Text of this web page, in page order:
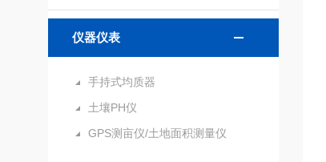
仪器仪表
手持式均质器
土壤PH仪
GPS测亩仪/土地面积测量仪